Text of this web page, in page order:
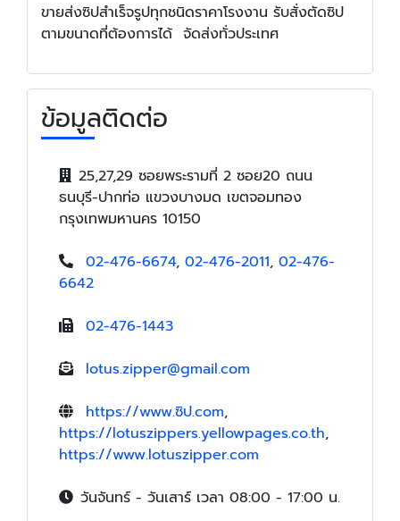
ขายส่งซิปสำเร็จรูปทุกชนิดราคาโรงงาน รับสั่งตัดซิป
ตามขนาดที่ต้องการได้ จัดส่งทั่วประเทศ
ข้อมูลติดต่อ
25,27,29 ซอยพระรามที่ 2 ซอย20 ถนน
ธนบุรี-ปากท่อ แขวงบางมด เขตจอมทอง
กรุงเทพมหานคร 10150
02-476-6674, 02-476-2011, 02-476-
6642
02-476-1443
lotus.zipper@gmail.com
https://www.ซิป.com,
https://lotuszippers.yellowpages.co.th,
https://www.lotuszipper.com
วันจันทร์ - วันเสาร์ เวลา 08:00 - 17:00 น.